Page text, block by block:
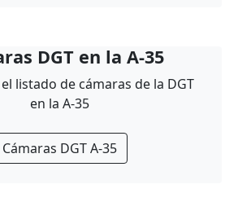
DGT en la A-35
listado de cámaras de la DGT
en la A-35
Cámaras DGT A-35